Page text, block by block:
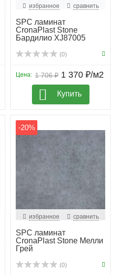
избранное сравнить
SPC ламинат
CronaPlast Stone
Бардилио XJ87005
(0)
1 706 ₽
Цена: 1 370 ₽/м2
Купить
-20%
избранное сравнить
SPC ламинат
CronaPlast Stone Мелли
Грей
(0)